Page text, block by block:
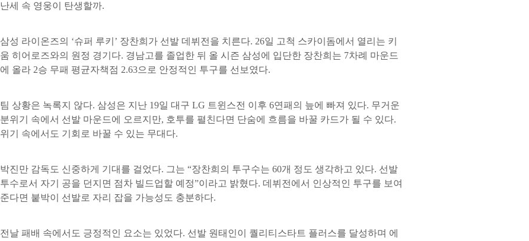
난세 속 영웅이 탄생할까.
삼성 라이온즈의 ‘슈퍼 루키’ 장찬희가 선발 데뷔전을 치른다. 26일 고척 스카이돔에서 열리는 키
움 히어로즈와의 원정 경기다. 경남고를 졸업한 뒤 올 시즌 삼성에 입단한 장찬희는 7차례 마운드
에 올라 2승 무패 평균자책점 2.63으로 안정적인 투구를 선보였다.
팀 상황은 녹록지 않다. 삼성은 지난 19일 대구 LG 트윈스전 이후 6연패의 늪에 빠져 있다. 무거운
분위기 속에서 선발 마운드에 오르지만, 호투를 펼친다면 단숨에 흐름을 바꿀 카드가 될 수 있다.
위기 속에서도 기회로 바꿀 수 있는 무대다.
박진만 감독도 신중하게 기대를 걸었다. 그는 “장찬희의 투구수는 60개 정도 생각하고 있다. 선발
투수로서 자기 공을 던지면 점차 빌드업할 예정”이라고 밝혔다. 데뷔전에서 인상적인 투구를 보여
준다면 붙박이 선발로 자리 잡을 가능성도 충분하다.
전날 패배 속에서도 긍정적인 요소는 있었다. 선발 원태인이 퀄리티스타트 플러스를 달성하며 에